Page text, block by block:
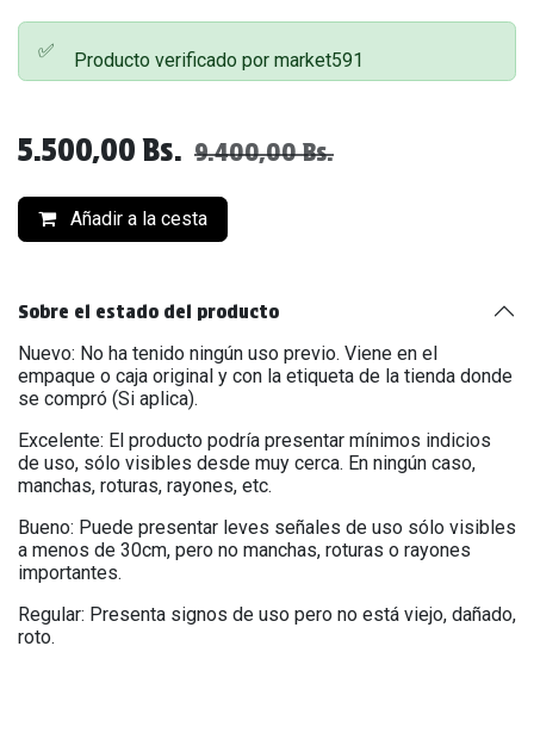
✅ Producto verificado por market591
5.500,00 Bs. 9.400,00Bs.
Añadir a la cesta
Sobre el estado del producto
Nuevo: No ha tenido ningún uso previo. Viene en el
empaque o caja original y con la etiqueta de la tienda donde
se compró (Si aplica).
Excelente: El producto podría presentar mínimos indicios
de uso, sólo visibles desde muy cerca. En ningún caso,
manchas, roturas, rayones, etc.
Bueno: Puede presentar leves señales de uso sólo visibles
a menos de 30cm, pero no manchas, roturas o rayones
importantes.
Regular: Presenta signos de uso pero no está viejo, dañado,
roto.